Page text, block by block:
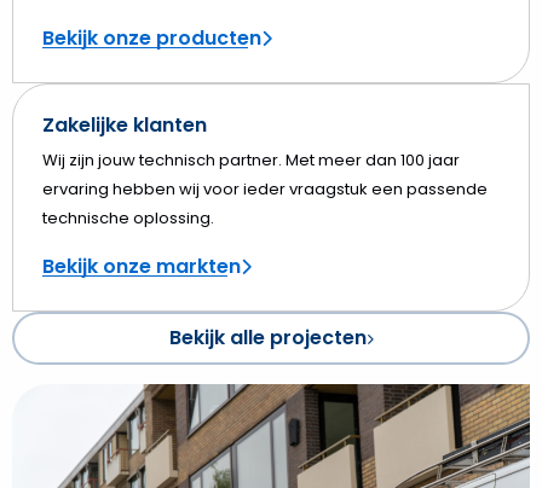
Bekijk onze producten
Zakelijke klanten
Wij zijn jouw technisch partner. Met meer dan 100 jaar
ervaring hebben wij voor ieder vraagstuk een passende
technische oplossing.
Bekijk onze markten
Bekijk alle projecten
Verzorgingshuis